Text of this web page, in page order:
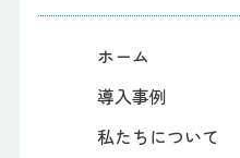
ホーム
導入事例
私たちについて